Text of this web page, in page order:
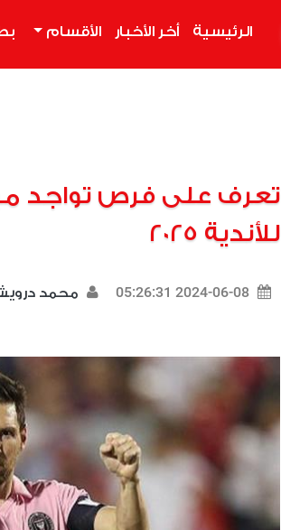
الرئيسية أخر الأخبار الأقسام
تعرف على فرص تواجد
للأندية 2025
2024-06-08 05:26:31 محمد